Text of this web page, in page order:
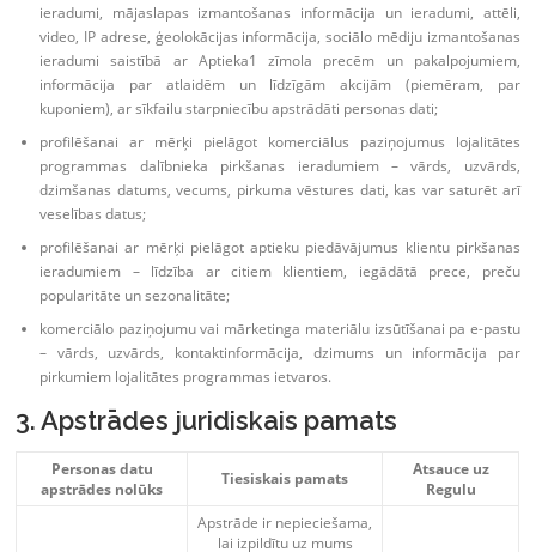
ieradumi, mājaslapas izmantošanas informācija un ieradumi, attēli,
video, IP adrese, ģeolokācijas informācija, sociālo mēdiju izmantošanas
ieradumi saistībā ar Aptieka1 zīmola precēm un pakalpojumiem,
informācija par atlaidēm un līdzīgām akcijām (piemēram, par
kuponiem), ar sīkfailu starpniecību apstrādāti personas dati;
profilēšanai ar mērķi pielāgot komerciālus paziņojumus lojalitātes
programmas dalībnieka pirkšanas ieradumiem – vārds, uzvārds,
dzimšanas datums, vecums, pirkuma vēstures dati, kas var saturēt arī
veselības datus;
profilēšanai ar mērķi pielāgot aptieku piedāvājumus klientu pirkšanas
ieradumiem – līdzība ar citiem klientiem, iegādātā prece, preču
popularitāte un sezonalitāte;
komerciālo paziņojumu vai mārketinga materiālu izsūtīšanai pa e-pastu
– vārds, uzvārds, kontaktinformācija, dzimums un informācija par
pirkumiem lojalitātes programmas ietvaros.
3. Apstrādes juridiskais pamats
Personas datu
apstrādes nolūks
Tiesiskais pamats
Atsauce uz
Regulu
Apstrāde ir nepieciešama,
lai izpildītu uz mums